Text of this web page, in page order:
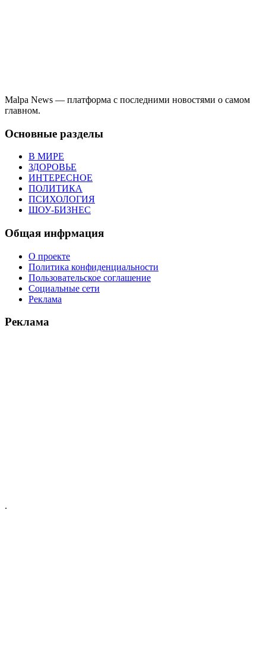
Malpa News — платформа с последними новостями о самом
главном.
Основные разделы
В МИРЕ
ЗДОРОВЬЕ
ИНТЕРЕСНОЕ
ПОЛИТИКА
ПСИХОЛОГИЯ
ШОУ-БИЗНЕС
Общая инфрмация
О проекте
Политика конфиденциальности
Пользовательское соглашение
Социальные сети
Реклама
Реклама
.